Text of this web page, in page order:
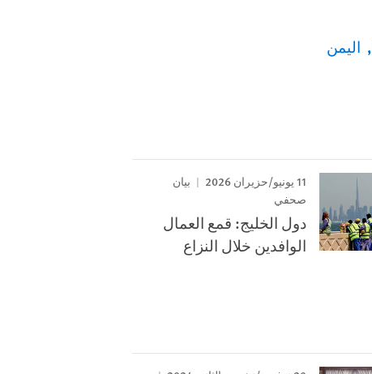
اليمن
11 يونيو/حزيران 2026
بيان
صحفي
دول الخليج: قمع العمال
الوافدين خلال النزاع